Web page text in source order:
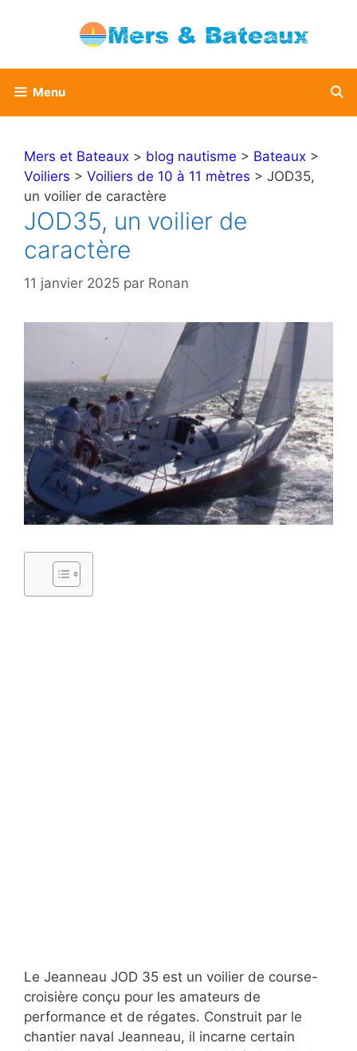
Menu
Mers et Bateaux > blog nautisme > Bateaux >
Voiliers > Voiliers de 10 à 11 mètres > JOD35,
un voilier de caractère
JOD35, un voilier de
caractère
11 janvier 2025 par Ronan
Le Jeanneau JOD 35 est un voilier de course-
croisière conçu pour les amateurs de
performance et de régates. Construit par le
chantier naval Jeanneau, il incarne certain